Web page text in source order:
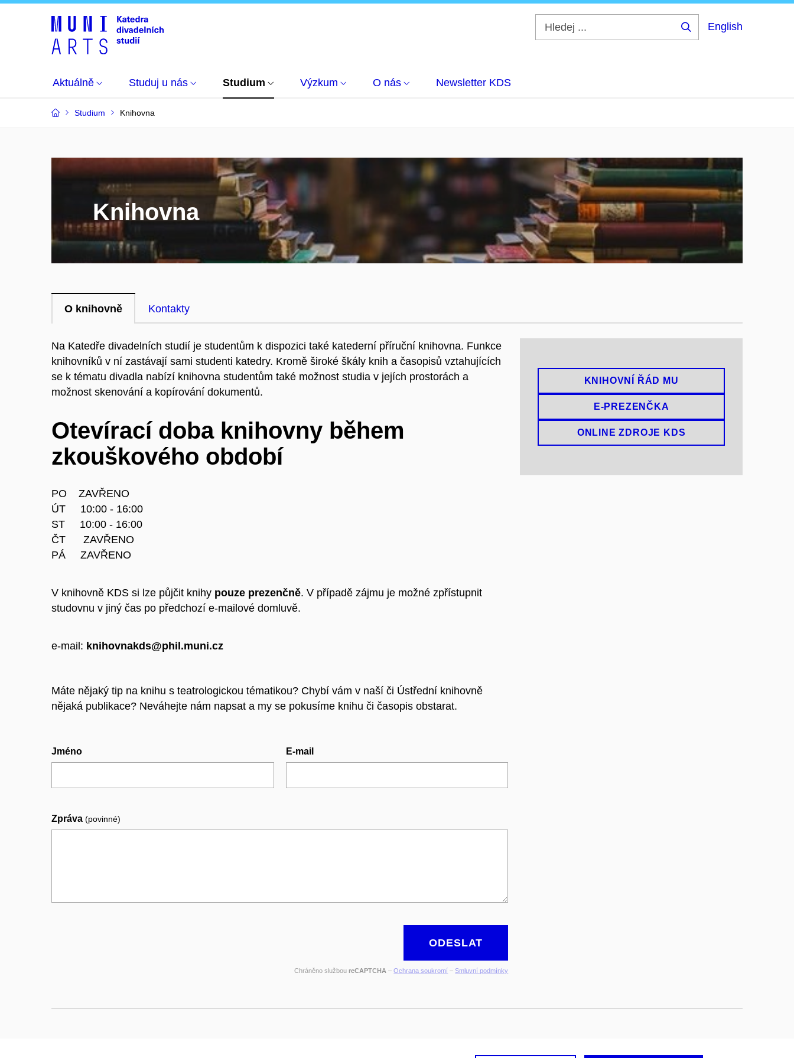
English
Aktuálně Studuj u nás Studium Výzkum O nás Newsletter KDS
Studium Knihovna
Knihovna
O knihovně Kontakty
Na Katedře divadelních studií je studentům k dispozici také katederní příruční knihovna. Funkce
knihovníků v ní zastávají sami studenti katedry. Kromě široké škály knih a časopisů vztahujících
se k tématu divadla nabízí knihovna studentům také možnost studia v jejích prostorách a
možnost skenování a kopírování dokumentů.
Otevírací doba knihovny během
zkouškového období
PO ZAVŘENO
ÚT 10:00 - 16:00
ST 10:00 - 16:00
ČT ZAVŘENO
PÁ ZAVŘENO
V knihovně KDS si lze půjčit knihy pouze prezenčně. V případě zájmu je možné zpřístupnit
studovnu v jiný čas po předchozí e-mailové domluvě.
e-mail: knihovnakds@phil.muni.cz
KNIHOVNÍ ŘÁD MU
E-PREZENČKA
ONLINE ZDROJE KDS
Máte nějaký tip na knihu s teatrologickou tématikou? Chybí vám v naší či Ústřední knihovně
nějaká publikace? Neváhejte nám napsat a my se pokusíme knihu či časopis obstarat.
Jméno E-mail
Zpráva (povinné)
ODESLAT
Chráněno služboureCAPTCHA –Ochrana soukromí –Smluvní podmínky